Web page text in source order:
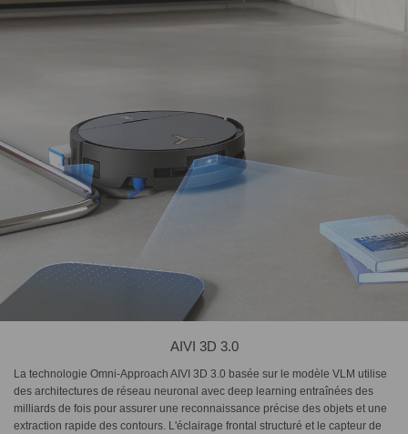
AIVI 3D 3.0
La technologie Omni-Approach AIVI 3D 3.0 basée sur le modèle VLM utilise
des architectures de réseau neuronal avec deep learning entraînées des
milliards de fois pour assurer une reconnaissance précise des objets et une
extraction rapide des contours. L'éclairage frontal structuré et le capteur de